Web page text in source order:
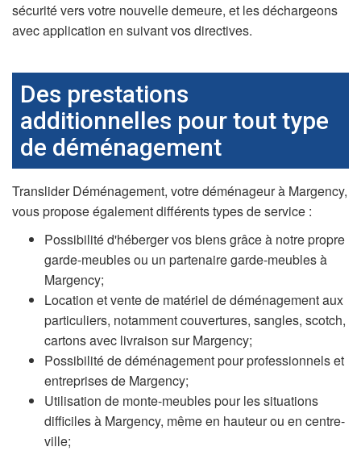
sécurité vers votre nouvelle demeure, et les déchargeons
avec application en suivant vos directives.
Des prestations
additionnelles pour tout type
de déménagement
Translider Déménagement, votre déménageur à Margency,
vous propose également différents types de service :
Possibilité d'héberger vos biens grâce à notre propre
garde-meubles ou un partenaire garde-meubles à
Margency;
Location et vente de matériel de déménagement aux
particuliers, notamment couvertures, sangles, scotch,
cartons avec livraison sur Margency;
Possibilité de déménagement pour professionnels et
entreprises de Margency;
Utilisation de monte-meubles pour les situations
difficiles à Margency, même en hauteur ou en centre-
ville;